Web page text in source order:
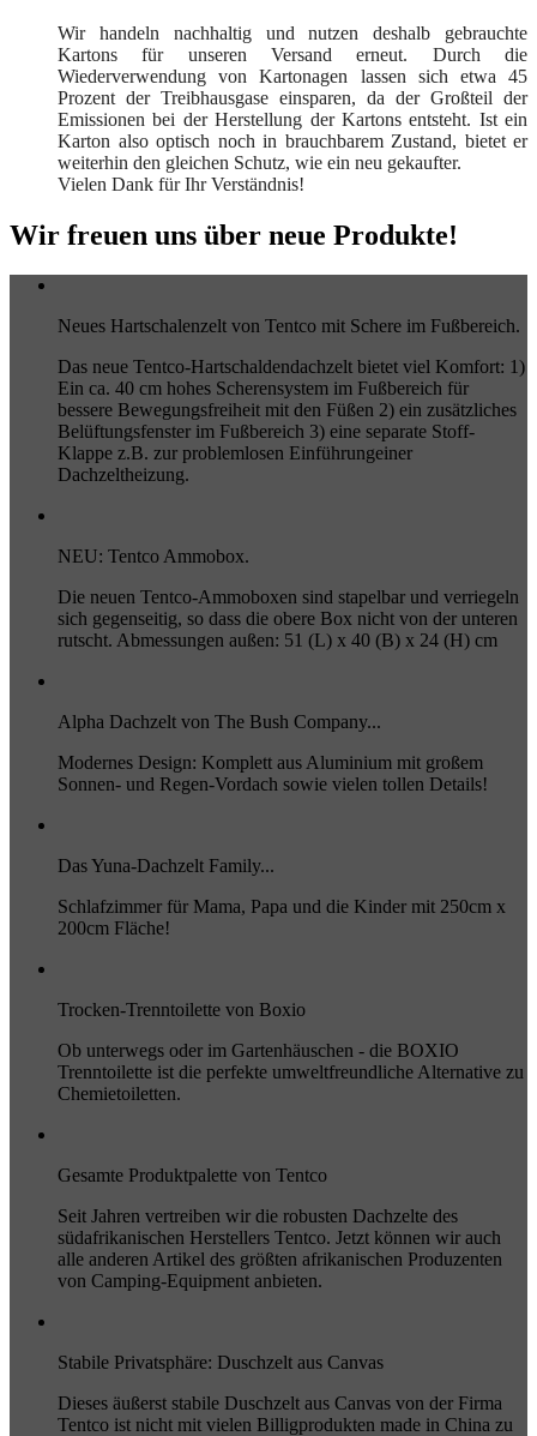
Wir handeln nachhaltig und nutzen deshalb gebrauchte
Kartons für unseren Versand erneut. Durch die
Wiederverwendung von Kartonagen lassen sich etwa 45
Prozent der Treibhausgase einsparen, da der Großteil der
Emissionen bei der Herstellung der Kartons entsteht. Ist ein
Karton also optisch noch in brauchbarem Zustand, bietet er
weiterhin den gleichen Schutz, wie ein neu gekaufter.
Vielen Dank für Ihr Verständnis!
Wir freuen uns über neue Produkte!
Neues Hartschalenzelt von Tentco mit Schere im Fußbereich.
Das neue Tentco-Hartschaldendachzelt bietet viel Komfort: 1)
Ein ca. 40 cm hohes Scherensystem im Fußbereich für
bessere Bewegungsfreiheit mit den Füßen 2) ein zusätzliches
Belüftungsfenster im Fußbereich 3) eine separate Stoff-
Klappe z.B. zur problemlosen Einführungeiner
Dachzeltheizung.
NEU: Tentco Ammobox.
Die neuen Tentco-Ammoboxen sind stapelbar und verriegeln
sich gegenseitig, so dass die obere Box nicht von der unteren
rutscht. Abmessungen außen: 51 (L) x 40 (B) x 24 (H) cm
Alpha Dachzelt von The Bush Company...
Modernes Design: Komplett aus Aluminium mit großem
Sonnen- und Regen-Vordach sowie vielen tollen Details!
Das Yuna-Dachzelt Family...
Schlafzimmer für Mama, Papa und die Kinder mit 250cm x
200cm Fläche!
Trocken-Trenntoilette von Boxio
Ob unterwegs oder im Gartenhäuschen - die BOXIO
Trenntoilette ist die perfekte umweltfreundliche Alternative zu
Chemietoiletten.
Gesamte Produktpalette von Tentco
Seit Jahren vertreiben wir die robusten Dachzelte des
südafrikanischen Herstellers Tentco. Jetzt können wir auch
alle anderen Artikel des größten afrikanischen Produzenten
von Camping-Equipment anbieten.
Stabile Privatsphäre: Duschzelt aus Canvas
Dieses äußerst stabile Duschzelt aus Canvas von der Firma
Tentco ist nicht mit vielen Billigprodukten made in China zu